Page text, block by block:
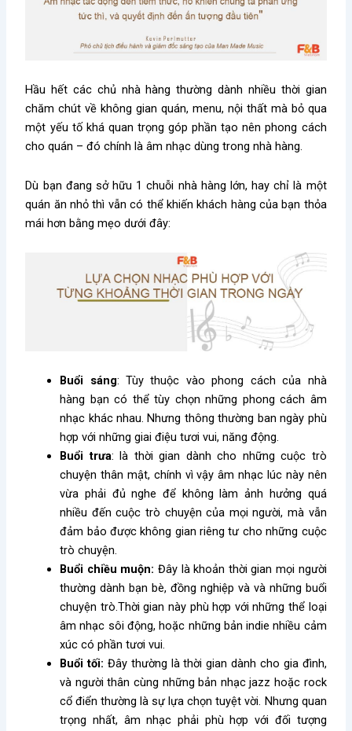
Hầu hết các chủ nhà hàng thường dành nhiều thời gian
chăm chút về không gian quán, menu, nội thất mà bỏ qua
một yếu tố khá quan trọng góp phần tạo nên phong cách
cho quán – đó chính là âm nhạc dùng trong nhà hàng.
Dù bạn đang sở hữu 1 chuỗi nhà hàng lớn, hay chỉ là một
quán ăn nhỏ thì vẫn có thể khiến khách hàng của bạn thỏa
mái hơn bằng mẹo dưới đây:
Buổi sáng: Tùy thuộc vào phong cách của nhà
hàng bạn có thể tùy chọn những phong cách âm
nhạc khác nhau. Nhưng thông thường ban ngày phù
hợp với những giai điệu tươi vui, năng động.
Buổi trưa: là thời gian dành cho những cuộc trò
chuyện thân mật, chính vì vậy âm nhạc lúc này nên
vừa phải đủ nghe để không làm ảnh hưởng quá
nhiều đến cuộc trò chuyện của mọi người, mà vẫn
đảm bảo được không gian riêng tư cho những cuộc
trò chuyện.
Buổi chiều muộn: Đây là khoản thời gian mọi người
thường dành bạn bè, đồng nghiệp và và những buổi
chuyện trò.Thời gian này phù hợp với những thể loại
âm nhạc sôi động, hoặc những bản indie nhiều cảm
xúc có phần tươi vui.
Buổi tối: Đây thường là thời gian dành cho gia đình,
và người thân cùng những bản nhạc jazz hoặc rock
cổ điển thường là sự lựa chọn tuyệt vời. Nhưng quan
trọng nhất, âm nhạc phải phù hợp với đối tượng